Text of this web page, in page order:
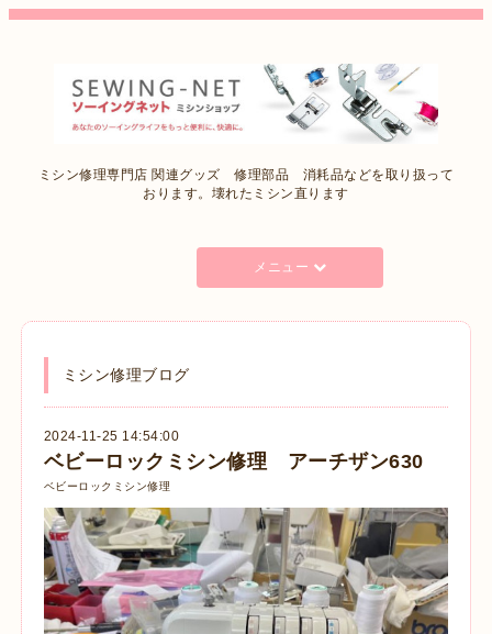
ミシン修理専門店 関連グッズ 修理部品 消耗品などを取り扱って
おります。壊れたミシン直ります
メニュー
ミシン修理ブログ
2024-11-25 14:54:00
ベビーロックミシン修理 アーチザン630
ベビーロックミシン修理